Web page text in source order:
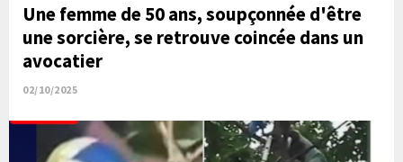
Une femme de 50 ans, soupçonnée d'être
une sorcière, se retrouve coincée dans un
avocatier
02/10/2025